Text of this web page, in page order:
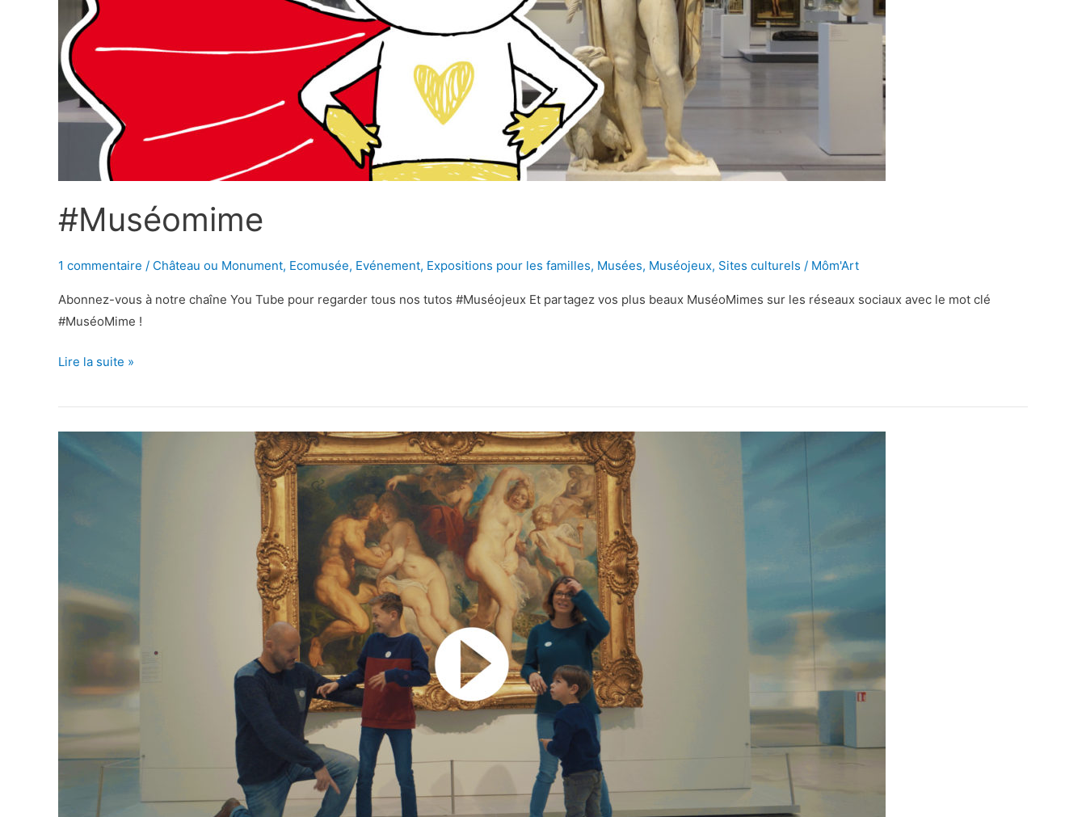
#Muséomime
1 commentaire / Château ou Monument, Ecomusée, Evénement, Expositions pour les familles, Musées, Muséojeux, Sites culturels / Môm'Art
Abonnez-vous à notre chaîne You Tube pour regarder tous nos tutos #Muséojeux Et partagez vos plus beaux MuséoMimes sur les réseaux sociaux avec le mot clé
#MuséoMime !
#Muséomime
Lire la suite »